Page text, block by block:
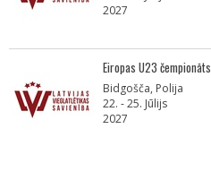
2027
Eiropas U23 čempionāts
Bidgošča, Polija
22. - 25. Jūlijs
2027